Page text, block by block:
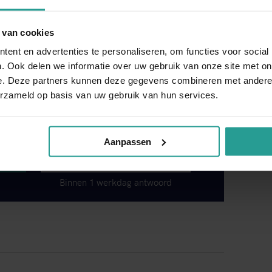
cookies
en advertenties te personaliseren, om functies voor
Ook delen we informatie over uw gebruik van onze site met
Deze partners kunnen deze gegevens combineren met
op basis van uw gebruik van hun services.
Aanpassen
doe je door de bron van het overlast aan te
of het plaatsen van roosters zijn. Ook
in de toekomst te voorkomen.
Neem
bij u langs in Wageningen.
CONTACTFORMULIER
Binnen 1 werkdag antwoord